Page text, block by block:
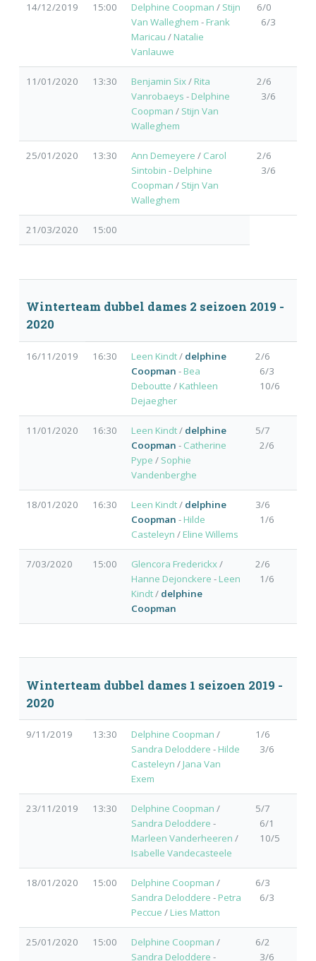
14/12/2019 15:00 Delphine Coopman / Stijn
Van Walleghem - Frank
Maricau / Natalie
Vanlauwe
6/0
6/3
11/01/2020 13:30 Benjamin Six/ Rita
Vanrobaeys - Delphine
Coopman / Stijn Van
Walleghem
2/6
3/6
25/01/2020 13:30 Ann Demeyere / Carol
Sintobin - Delphine
Coopman / Stijn Van
Walleghem
2/6
3/6
21/03/2020 15:00
Winterteam dubbel dames 2 seizoen 2019 -
2020
16/11/2019 16:30 Leen Kindt/ delphine
Coopman - Bea
Deboutte / Kathleen
Dejaegher
2/6
6/3
10/6
11/01/2020 16:30 Leen Kindt/ delphine
Coopman - Catherine
Pype / Sophie
Vandenberghe
5/7
2/6
18/01/2020 16:30 Leen Kindt/ delphine
Coopman - Hilde
Casteleyn / Eline Willems
3/6
1/6
7/03/2020 15:00 Glencora Frederickx/
Hanne Dejonckere - Leen
Kindt/ delphine
Coopman
2/6
1/6
Winterteam dubbel dames 1 seizoen 2019 -
2020
9/11/2019 13:30 Delphine Coopman /
Sandra Deloddere - Hilde
Casteleyn / Jana Van
Exem
1/6
3/6
23/11/2019 13:30 Delphine Coopman /
Sandra Deloddere -
Marleen Vanderheeren /
Isabelle Vandecasteele
5/7
6/1
10/5
18/01/2020 15:00 Delphine Coopman /
Sandra Deloddere - Petra
Peccue / Lies Matton
6/3
6/3
25/01/2020 15:00 Delphine Coopman /
Sandra Deloddere -
6/2
3/6